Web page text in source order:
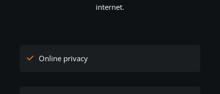
internet.
Online privacy